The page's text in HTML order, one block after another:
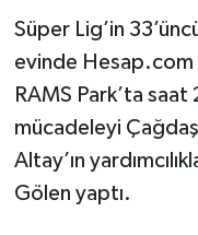
Süper Lig’in
evinde Hesap.com
RAMS Park’ta
mücadeleyi
Altay’ın
Gölen yaptı.